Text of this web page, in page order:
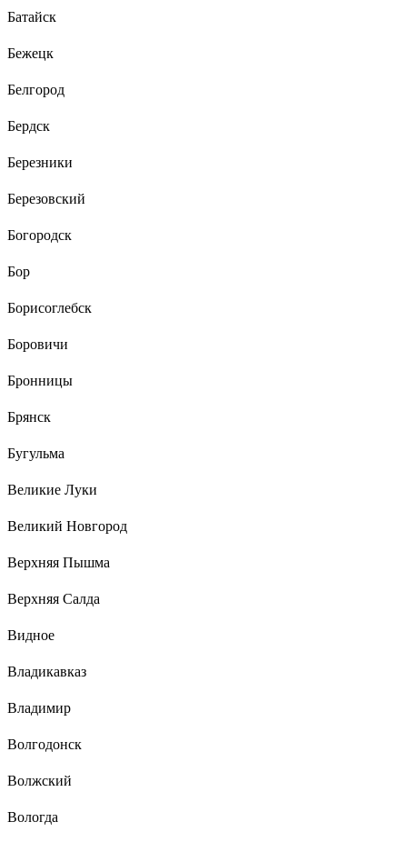
Батайск
Бежецк
Белгород
Бердск
Березники
Березовский
Богородск
Бор
Борисоглебск
Боровичи
Бронницы
Брянск
Бугульма
Великие Луки
Великий Новгород
Верхняя Пышма
Верхняя Салда
Видное
Владикавказ
Владимир
Волгодонск
Волжский
Вологда